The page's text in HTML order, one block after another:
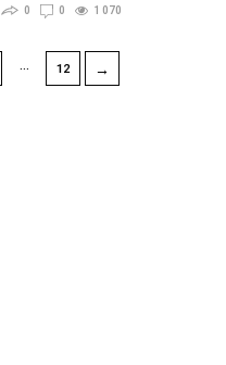
0 0 1 070
… 12 →